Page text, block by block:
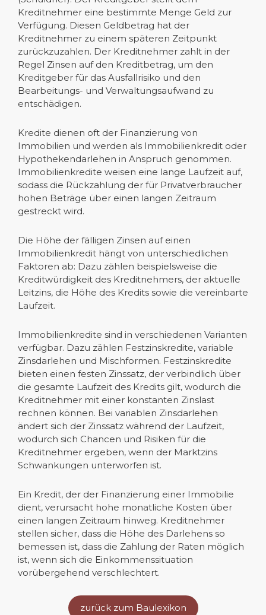
Kreditnehmer eine bestimmte Menge Geld zur
Verfügung. Diesen Geldbetrag hat der
Kreditnehmer zu einem späteren Zeitpunkt
zurückzuzahlen. Der Kreditnehmer zahlt in der
Regel Zinsen auf den Kreditbetrag, um den
Kreditgeber für das Ausfallrisiko und den
Bearbeitungs- und Verwaltungsaufwand zu
entschädigen.
Kredite dienen oft der Finanzierung von
Immobilien und werden als Immobilienkredit oder
Hypothekendarlehen in Anspruch genommen.
Immobilienkredite weisen eine lange Laufzeit auf,
sodass die Rückzahlung der für Privatverbraucher
hohen Beträge über einen langen Zeitraum
gestreckt wird.
Die Höhe der fälligen Zinsen auf einen
Immobilienkredit hängt von unterschiedlichen
Faktoren ab: Dazu zählen beispielsweise die
Kreditwürdigkeit des Kreditnehmers, der aktuelle
Leitzins, die Höhe des Kredits sowie die vereinbarte
Laufzeit.
Immobilienkredite sind in verschiedenen Varianten
verfügbar. Dazu zählen Festzinskredite, variable
Zinsdarlehen und Mischformen. Festzinskredite
bieten einen festen Zinssatz, der verbindlich über
die gesamte Laufzeit des Kredits gilt, wodurch die
Kreditnehmer mit einer konstanten Zinslast
rechnen können. Bei variablen Zinsdarlehen
ändert sich der Zinssatz während der Laufzeit,
wodurch sich Chancen und Risiken für die
Kreditnehmer ergeben, wenn der Marktzins
Schwankungen unterworfen ist.
Ein Kredit, der der Finanzierung einer Immobilie
dient, verursacht hohe monatliche Kosten über
einen langen Zeitraum hinweg. Kreditnehmer
stellen sicher, dass die Höhe des Darlehens so
bemessen ist, dass die Zahlung der Raten möglich
ist, wenn sich die Einkommenssituation
vorübergehend verschlechtert.
zurück zum Baulexikon